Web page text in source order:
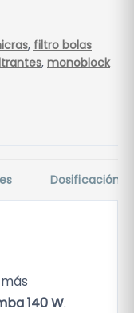
, filtro bolas
, monoblock
Dosificación
140 W.